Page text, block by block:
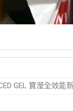
GEL 寶瀅全效